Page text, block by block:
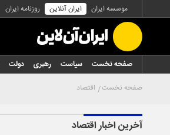
موسسه ایران ایران آنلاین روزنامه ایران
صفحه نخست سیاست رهبری دولت
صفحه نخست اقتصاد
آخرین اخبار اقتصاد